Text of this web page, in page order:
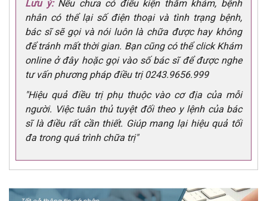
Lưu ý:Nếu chưa có điều kiện thăm khám, bệnh
nhân có thể lại số điện thoại và tình trạng bệnh,
bác sĩ sẽ gọi và nói luôn là chữa được hay không
để tránh mất thời gian. Bạn cũng có thể click Khám
online ở đây hoặc gọi vào số bác sĩ để được nghe
tư vấn phương pháp điều trị 0243.9656.999
"Hiệu quả điều trị phụ thuộc vào cơ địa của mỗi
người. Việc tuân thủ tuyệt đối theo y lệnh của bác
sĩ là điều rất cần thiết. Giúp mang lại hiệu quả tối
đa trong quá trình chữa trị"